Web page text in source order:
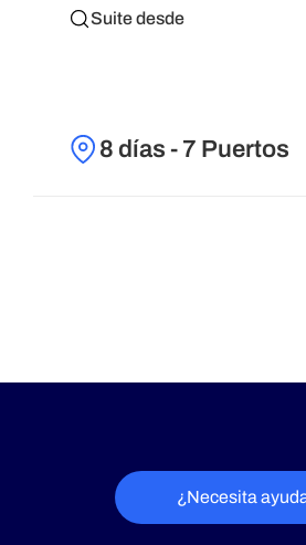
Suite desde
8 días - 7 Puertos
¿Necesita